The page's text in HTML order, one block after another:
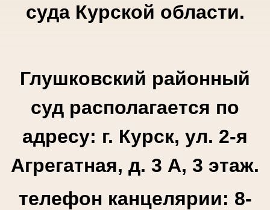
суда Курской области.
Глушковский районный
суд располагается по
адресу: г. Курск, ул. 2-я
Агрегатная, д. 3 А, 3 этаж.
телефон канцелярии: 8-